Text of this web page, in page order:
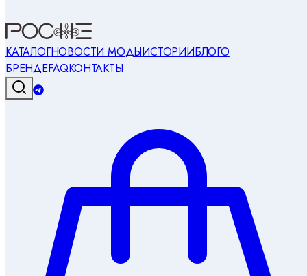
КАТАЛОГНОВОСТИ МОДЫИСТОРИИБЛОГО
БРЕНДЕFAQКОНТАКТЫ